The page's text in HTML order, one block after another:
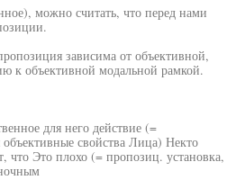
можно считать, что перед нами
зависима от объективной,
к объективной модальной рамкой.
для него действие (=
свойства Лица) Некто
что Это плохо (= пропозиц. установка,